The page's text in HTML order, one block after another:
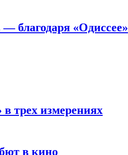
благодаря «Одиссее»
трех измерениях
в кино